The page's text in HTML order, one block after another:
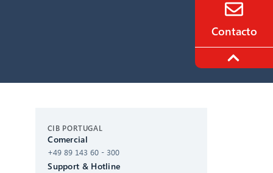
CIB PORTUGAL
Comercial
+49 89 143 60 - 300
Support & Hotline
Olá! O que posso fazer por si?
Contacto